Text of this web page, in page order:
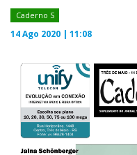
CADASTRAR
JORNAL DIGITAL
Caderno S
14 Ago 2020 | 11:08